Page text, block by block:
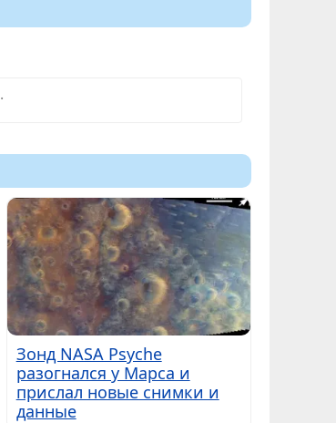
.
Зонд NASA Psyche
разогнался у Марса и
прислал новые снимки и
данные